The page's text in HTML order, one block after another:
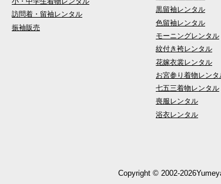
訪問着・留袖レンタル
振袖販売
黒留袖レンタル
色留袖レンタル
モーニングレンタル
紋付き袴レンタル
花嫁衣裳レンタル
お宮参り着物レンタ
七五三着物レンタル
喪服レンタル
浴衣レンタル
Copyright © 2002-